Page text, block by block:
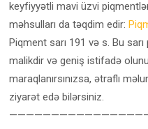
keyfiyyətli mavi üzvi
məhsulları da təqdim edir:
Piqment sarı 191 və s. Bu
malikdir və geniş istifadə
maraqlanırsınızsa, ətraflı
ziyarət edə bilərsiniz.